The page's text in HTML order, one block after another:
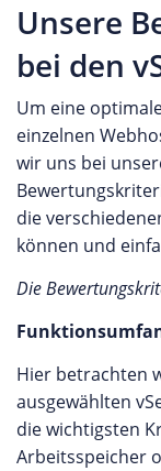
Unsere
bei den
Um eine
einzelnen
wir uns bei
die
können und
Die
Hier betrachten
ausgewählten
die wichtigsten
Arbeitsspeicher